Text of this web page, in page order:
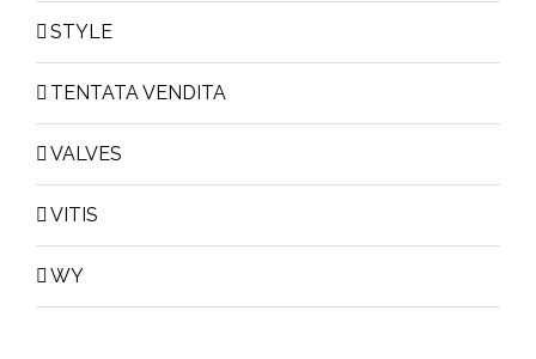
STYLE
TENTATA VENDITA
VALVES
VITIS
WY